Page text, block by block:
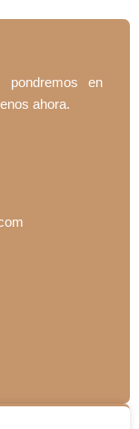
pondremos en
ahora.